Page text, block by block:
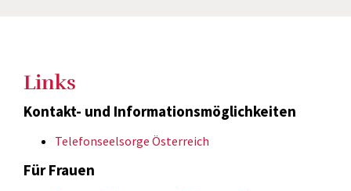
Links
Kontakt- und Informationsmöglichkeiten
Telefonseelsorge Österreich
Für Frauen